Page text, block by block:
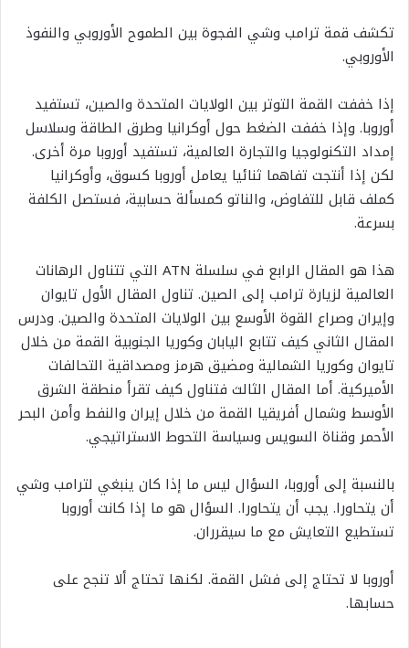
تكشف قمة ترامب وشي الفجوة بين الطموح الأوروبي والنفوذ
الأوروبي.
إذا خففت القمة التوتر بين الولايات المتحدة والصين، تستفيد
أوروبا. وإذا خففت الضغط حول أوكرانيا وطرق الطاقة وسلاسل
إمداد التكنولوجيا والتجارة العالمية، تستفيد أوروبا مرة أخرى.
لكن إذا أنتجت تفاهما ثنائيا يعامل أوروبا كسوق، وأوكرانيا
كملف قابل للتفاوض، والناتو كمسألة حسابية، فستصل الكلفة
بسرعة.
هذا هو المقال الرابع في سلسلة ATN التي تتناول الرهانات
العالمية لزيارة ترامب إلى الصين. تناول المقال الأول تايوان
وإيران وصراع القوة الأوسع بين الولايات المتحدة والصين. ودرس
المقال الثاني كيف تتابع اليابان وكوريا الجنوبية القمة من خلال
تايوان وكوريا الشمالية ومضيق هرمز ومصداقية التحالفات
الأميركية. أما المقال الثالث فتناول كيف تقرأ منطقة الشرق
الأوسط وشمال أفريقيا القمة من خلال إيران والنفط وأمن البحر
الأحمر وقناة السويس وسياسة التحوط الاستراتيجي.
بالنسبة إلى أوروبا، السؤال ليس ما إذا كان ينبغي لترامب وشي
أن يتحاورا. يجب أن يتحاورا. السؤال هو ما إذا كانت أوروبا
تستطيع التعايش مع ما سيقرران.
أوروبا لا تحتاج إلى فشل القمة. لكنها تحتاج ألا تنجح على
حسابها.